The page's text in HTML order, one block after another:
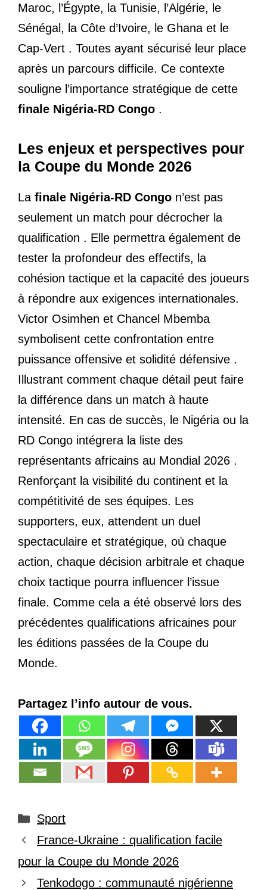
Maroc, l’Égypte, la Tunisie, l’Algérie, le
Sénégal, la Côte d’Ivoire, le Ghana et le
Cap-Vert . Toutes ayant sécurisé leur place
après un parcours difficile. Ce contexte
souligne l’importance stratégique de cette
finale Nigéria-RD Congo .
Les enjeux et perspectives pour
la Coupe du Monde 2026
La finale Nigéria-RD Congo n’est pas
seulement un match pour décrocher la
qualification . Elle permettra également de
tester la profondeur des effectifs, la
cohésion tactique et la capacité des joueurs
à répondre aux exigences internationales.
Victor Osimhen et Chancel Mbemba
symbolisent cette confrontation entre
puissance offensive et solidité défensive .
Illustrant comment chaque détail peut faire
la différence dans un match à haute
intensité. En cas de succès, le Nigéria ou la
RD Congo intégrera la liste des
représentants africains au Mondial 2026 .
Renforçant la visibilité du continent et la
compétitivité de ses équipes. Les
supporters, eux, attendent un duel
spectaculaire et stratégique, où chaque
action, chaque décision arbitrale et chaque
choix tactique pourra influencer l’issue
finale. Comme cela a été observé lors des
précédentes qualifications africaines pour
les éditions passées de la Coupe du
Monde.
Partagez l’info autour de vous.
Catégories
Sport
France-Ukraine : qualification facile
pour la Coupe du Monde 2026
Tenkodogo : communauté nigérienne